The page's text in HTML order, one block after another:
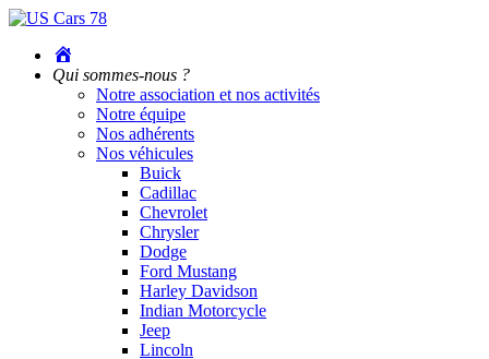
Qui sommes-nous ?
Notre association et nos activités
Notre équipe
Nos adhérents
Nos véhicules
Buick
Cadillac
Chevrolet
Chrysler
Dodge
Ford Mustang
Harley Davidson
Indian Motorcycle
Jeep
Lincoln